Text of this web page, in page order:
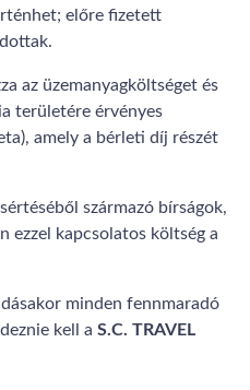
előre fizetett
az üzemanyagköltséget és
területére érvényes
amely a bérleti díj részét
származó bírságok,
ezzel kapcsolatos költség a
minden fennmaradó
kell a S.C. TRAVEL